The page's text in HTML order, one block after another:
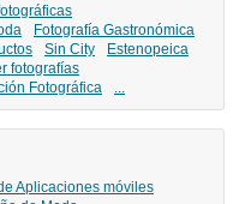
Fotografía Gastronómica
Sin City
Estenopeica
fotografías
Fotográfica ...
Aplicaciones móviles